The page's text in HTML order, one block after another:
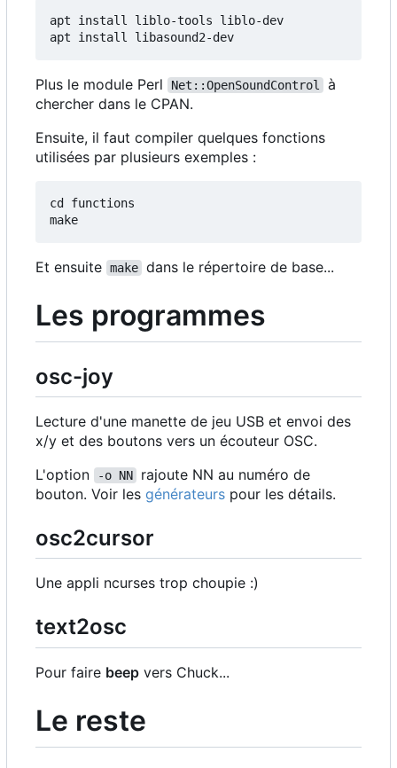
apt install liblo-tools liblo-dev
Plus le module Perl Net::OpenSoundControl
à
chercher dans le CPAN.
Ensuite, il faut compiler quelques fonctions
utilisées par plusieurs exemples :
cd functions
Et ensuite make dans le répertoire de base...
Les programmes
osc-joy
Lecture d'une manette de jeu USB et envoi des
x/y et des boutons vers un écouteur OSC.
L'option
-o NN
rajoute NN au numéro de
bouton. Voir les générateurs pour les détails.
osc2cursor
Une appli ncurses trop choupie :)
text2osc
Pour faire beep vers Chuck...
Le reste